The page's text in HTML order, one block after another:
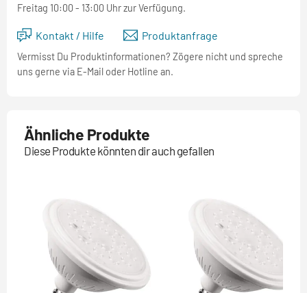
Freitag 10:00 - 13:00 Uhr zur Verfügung.
Kontakt / Hilfe Produktanfrage
Vermisst Du Produktinformationen? Zögere nicht und spreche
uns gerne via E-Mail oder Hotline an.
Ähnliche Produkte
Diese Produkte könnten dir auch gefallen